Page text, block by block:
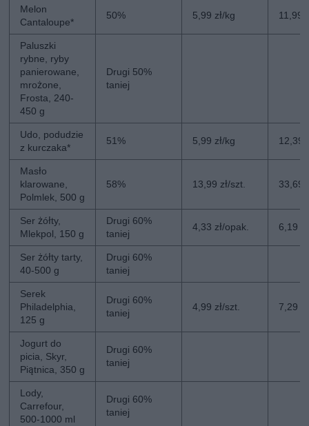
Melon
Cantaloupe*
50% 5,99 zł/kg 11,99
Paluszki
rybne, ryby
panierowane,
mrożone,
Frosta, 240-
450 g
Drugi 50%
taniej
Udo, podudzie
z kurczaka*
51% 5,99 zł/kg 12,39
Masło
klarowane,
Polmlek, 500 g
58% 13,99 zł/szt. 33,69
Ser żółty,
Mlekpol, 150 g
Drugi 60%
taniej
4,33 zł/opak. 6,19
Ser żółty tarty,
40-500 g
Drugi 60%
taniej
Serek
Philadelphia,
125 g
Drugi 60%
taniej
4,99 zł/szt. 7,29
Jogurt do
picia, Skyr,
Piątnica, 350 g
Drugi 60%
taniej
Lody,
Carrefour,
500-1000 ml
Drugi 60%
taniej